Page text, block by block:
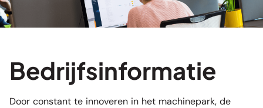
Bedrijfsinformatie
Door constant te innoveren in het machinepark, de